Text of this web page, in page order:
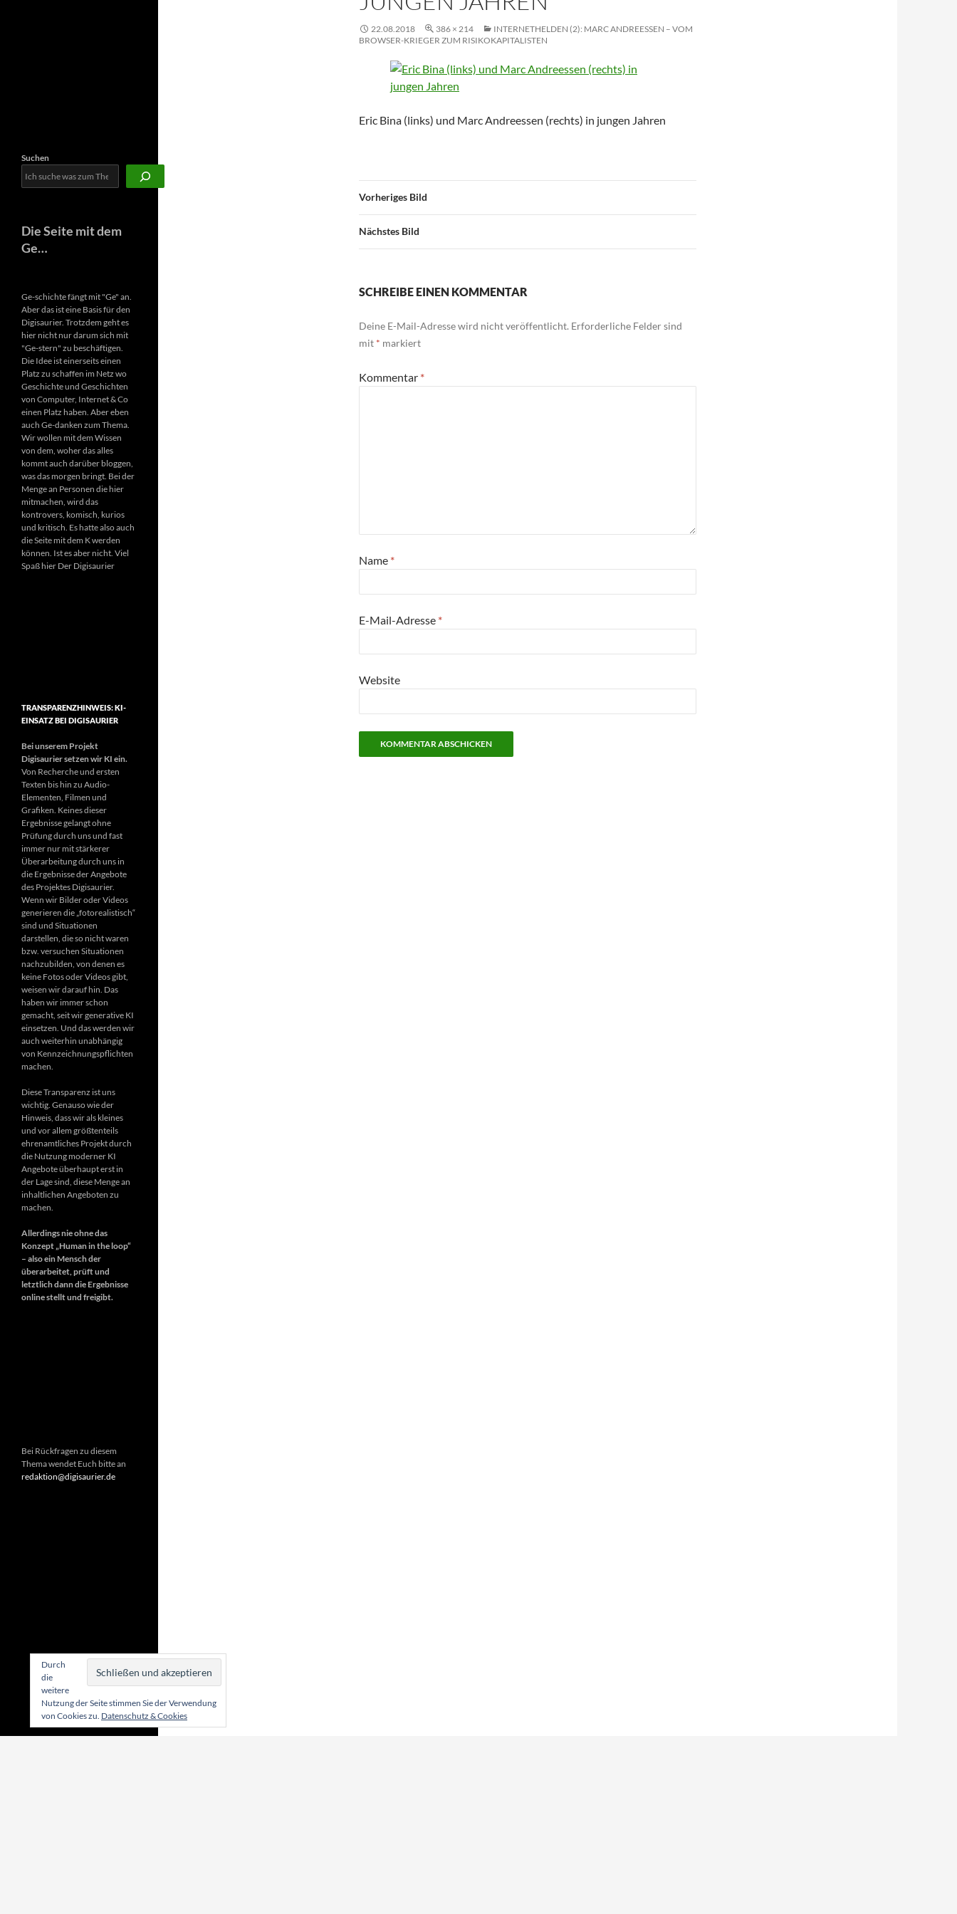
22.08.2018 386 × 214
INTERNETHELDEN (2): MARC ANDREESSEN – VOM
BROWSER-KRIEGER ZUM RISIKOKAPITALISTEN
Eric Bina (links) und Marc Andreessen (rechts) in jungen Jahren
Vorheriges Bild
Nächstes Bild
SCHREIBE EINEN KOMMENTAR
Deine E-Mail-Adresse wird nicht veröffentlicht. Erforderliche Felder sind
mit * markiert
Kommentar *
Name *
E-Mail-Adresse *
Website
Suchen
Die Seite mit dem
Ge…
Ge-schichte fängt mit "Ge" an.
Aber das ist eine Basis für den
Digisaurier. Trotzdem geht es
hier nicht nur darum sich mit
"Ge-stern" zu beschäftigen.
Die Idee ist einerseits einen
Platz zu schaffen im Netz wo
Geschichte und Geschichten
von Computer, Internet & Co
einen Platz haben. Aber eben
auch Ge-danken zum Thema.
Wir wollen mit dem Wissen
von dem, woher das alles
kommt auch darüber bloggen,
was das morgen bringt. Bei der
Menge an Personen die hier
mitmachen, wird das
kontrovers, komisch, kurios
und kritisch. Es hatte also auch
die Seite mit dem K werden
können. Ist es aber nicht. Viel
Spaß hier Der Digisaurier
TRANSPARENZHINWEIS: KI-
EINSATZ BEI DIGISAURIER
Bei unserem Projekt
Digisaurier setzen wir KI ein.
Von Recherche und ersten
Texten bis hin zu Audio-
Elementen, Filmen und
Grafiken. Keines dieser
Ergebnisse gelangt ohne
Prüfung durch uns und fast
immer nur mit stärkerer
Überarbeitung durch uns in
die Ergebnisse der Angebote
des Projektes Digisaurier.
Wenn wir Bilder oder Videos
generieren die „fotorealistisch“
sind und Situationen
darstellen, die so nicht waren
bzw. versuchen Situationen
nachzubilden, von denen es
keine Fotos oder Videos gibt,
weisen wir darauf hin. Das
haben wir immer schon
gemacht, seit wir generative KI
einsetzen. Und das werden wir
auch weiterhin unabhängig
von Kennzeichnungspflichten
machen.
Diese Transparenz ist uns
wichtig. Genauso wie der
Hinweis, dass wir als kleines
und vor allem größtenteils
ehrenamtliches Projekt durch
die Nutzung moderner KI
Angebote überhaupt erst in
der Lage sind, diese Menge an
inhaltlichen Angeboten zu
machen.
Allerdings nie ohne das
Konzept „Human in the loop“
– also ein Mensch der
überarbeitet, prüft und
letztlich dann die Ergebnisse
online stellt und freigibt.
Bei Rückfragen zu diesem
Thema wendet Euch bitte an
redaktion@digisaurier.de
Durch
die
weitere
Nutzung der Seite stimmen Sie der Verwendung
von Cookies zu. Datenschutz & Cookies